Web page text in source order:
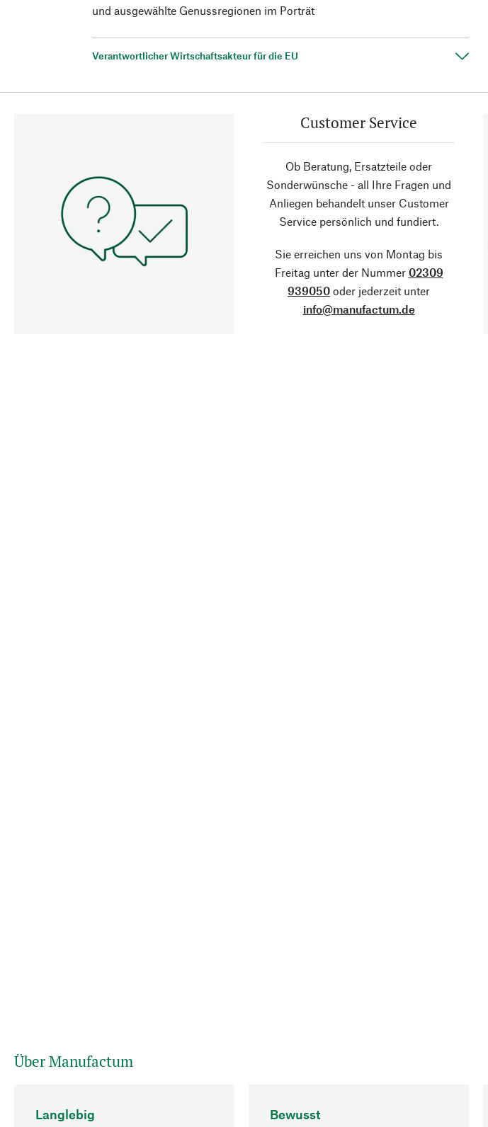
und ausgewählte Genussregionen im Porträt
Verantwortlicher Wirtschaftsakteur für die EU
Customer Service
Ob Beratung, Ersatzteile oder
Sonderwünsche - all Ihre Fragen und
Anliegen behandelt unser Customer
Service persönlich und fundiert.
Sie erreichen uns von Montag bis
Freitag unter der Nummer 02309
939050 oder jederzeit unter
info@manufactum.de
Über Manufactum
Langlebig Bewusst